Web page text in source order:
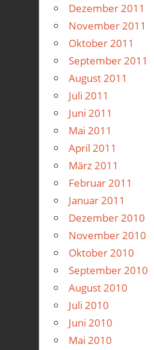
Dezember 2011
November 2011
Oktober 2011
September 2011
August 2011
Juli 2011
Juni 2011
Mai 2011
April 2011
März 2011
Februar 2011
Januar 2011
Dezember 2010
November 2010
Oktober 2010
September 2010
August 2010
Juli 2010
Juni 2010
Mai 2010